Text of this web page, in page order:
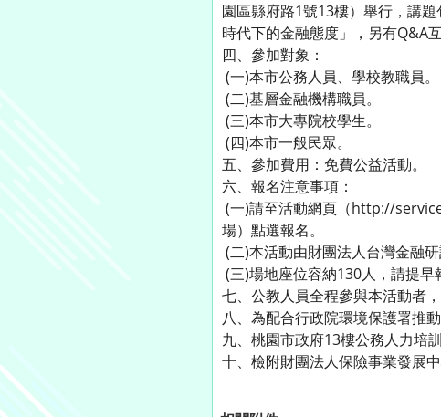
園區縣府路1號13樓）舉行，講
時代下的金融態度」，另有Q&A
四、參加對象：
(一)本市公務人員、學校教職員。
(二)基層金融機構職員。
(三)本市大專院校學生。
(四)本市一般民眾。
五、參加費用：免費公益活動。
六、報名注意事項：
(一)請至活動網頁（http://
場）點選報名。
(二)本活動由財團法人台灣金融
(三)場地座位容納130人，請提早
七、公教人員全程參與本活動者
八、為配合行政院環境保護署推
九、桃園市政府13樓公務人力培
十、檢附財團法人保險事業發展